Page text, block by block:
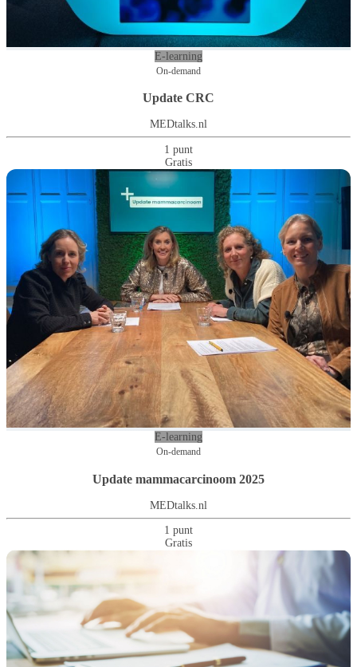
E-learning
On-demand
Update CRC
MEDtalks.nl
1 punt
Gratis
E-learning
On-demand
Update mammacarcinoom 2025
MEDtalks.nl
1 punt
Gratis